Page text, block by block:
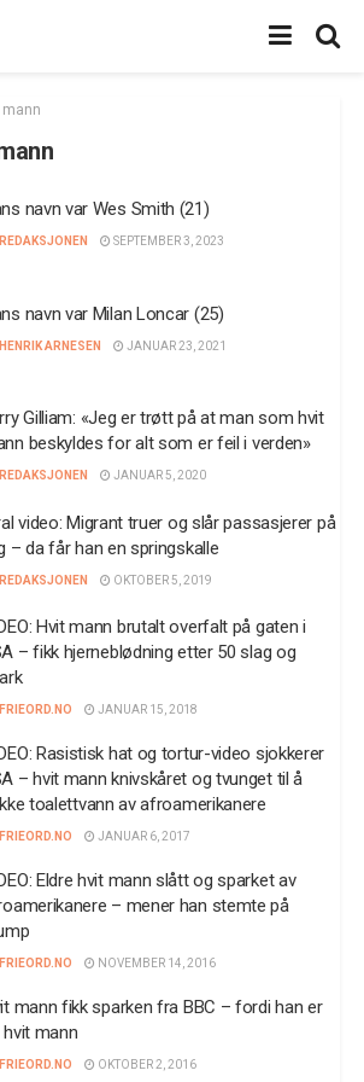
mann
navn var Wes Smith (21)
REDAKSJONEN SEPTEMBER 3, 2023
navn var Milan Loncar (25)
HENRIK ARNESEN JANUAR 23, 2021
Gilliam: «Jeg er trøtt på at man som hvit
beskyldes for alt som er feil i verden»
REDAKSJONEN JANUAR 5, 2020
video: Migrant truer og slår passasjerer på
– da får han en springskalle
REDAKSJONEN OKTOBER 5, 2019
Hvit mann brutalt overfalt på gaten i
– fikk hjerneblødning etter 50 slag og
FRIEORD.NO JANUAR 15, 2018
Rasistisk hat og tortur-video sjokkerer
– hvit mann knivskåret og tvunget til å
toalettvann av afroamerikanere
FRIEORD.NO JANUAR 6, 2017
Eldre hvit mann slått og sparket av
– mener han stemte på
FRIEORD.NO NOVEMBER 14, 2016
mann fikk sparken fra BBC – fordi han er
hvit mann
FRIEORD.NO OKTOBER 2, 2016